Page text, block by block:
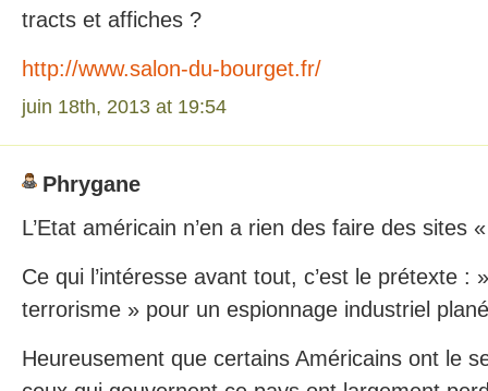
tracts et affiches ?
http://www.salon-du-bourget.fr/
juin 18th, 2013 at 19:54
Phrygane
L’Etat américain n’en a rien des faire des sites
Ce qui l’intéresse avant tout, c’est le prétexte :
terrorisme » pour un espionnage industriel
Heureusement que certains Américains ont le